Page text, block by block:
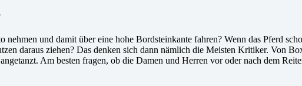
nehmen und damit über eine hohe Bordsteinkante fahren? Wenn das Pferd
daraus ziehen? Das denken sich dann nämlich die Meisten Kritiker. Von
Am besten fragen, ob die Damen und Herren vor oder nach dem